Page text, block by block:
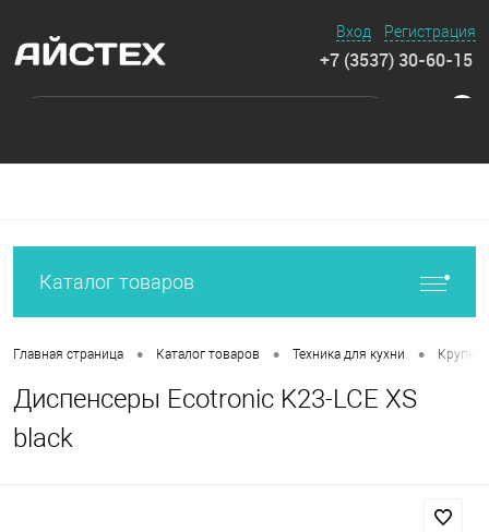
Вход Регистрация
+7 (3537) 30-60-15
Каталог товаров
Главная страница • Каталог товаров • Техника для кухни •
Диспенсеры Ecotronic K23-LCE XS
black